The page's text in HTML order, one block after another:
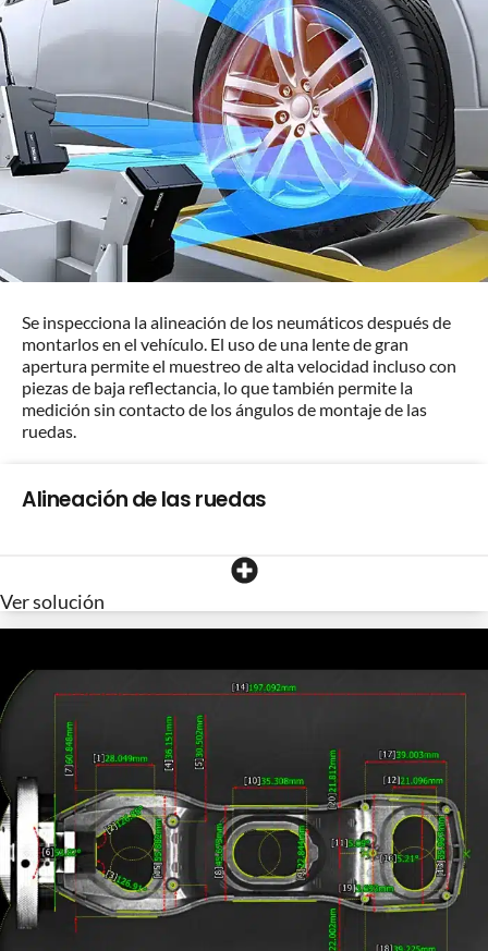
Se inspecciona la alineación de los neumáticos después de
montarlos en el vehículo. El uso de una lente de gran
apertura permite el muestreo de alta velocidad incluso con
piezas de baja reflectancia, lo que también permite la
medición sin contacto de los ángulos de montaje de las
ruedas.
Alineación de las ruedas
Ver solución